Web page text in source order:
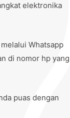
elektronika
Whatsapp
di nomor hp yang
puas dengan